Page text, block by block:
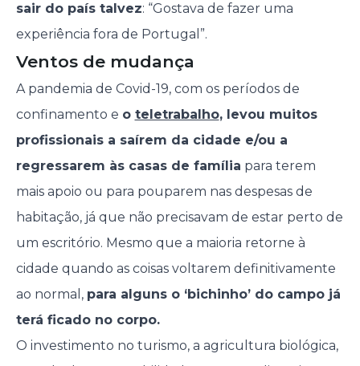
sair do país talvez: “Gostava de fazer uma
experiência fora de Portugal”.
Ventos de mudança
A pandemia de Covid-19, com os períodos de
confinamento e o teletrabalho, levou muitos
profissionais a saírem da cidade e/ou a
regressarem às casas de família para terem
mais apoio ou para pouparem nas despesas de
habitação, já que não precisavam de estar perto de
um escritório. Mesmo que a maioria retorne à
cidade quando as coisas voltarem definitivamente
ao normal, para alguns o ‘bichinho’ do campo já
terá ficado no corpo.
O investimento no turismo, a agricultura biológica,